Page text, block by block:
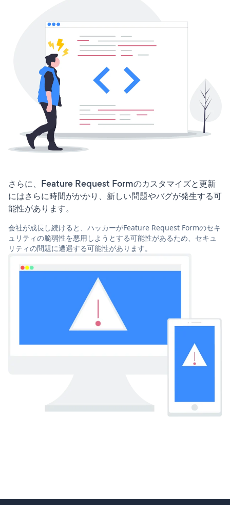
さらに、Feature Request Formのカスタマイズと更新
にはさらに時間がかかり、新しい問題やバグが発生する可
能性があります。
会社が成長し続けると、ハッカーがFeature Request Formのセキ
ュリティの脆弱性を悪用しようとする可能性があるため、セキュ
リティの問題に遭遇する可能性があります。